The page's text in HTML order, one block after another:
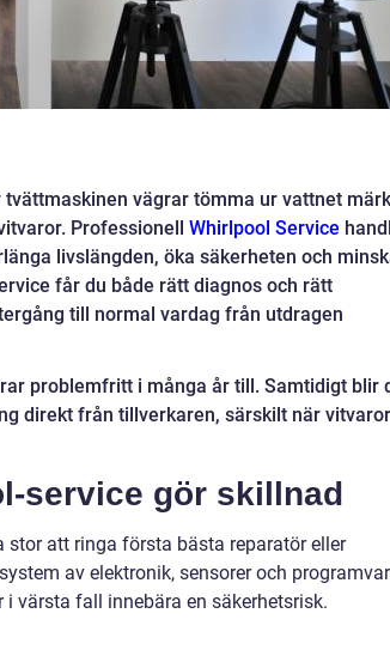
vägrar tömma ur vattnet
Professionell Whirlpool Service
livslängden, öka säkerheten och
får du både rätt diagnos och rätt
till normal vardag från utdragen
problemfritt i många år till. Samtidigt blir
direkt från tillverkaren, särskilt när vitvaror
service gör skillnad
stor att ringa första bästa reparatör eller
av elektronik, sensorer och
värsta fall innebära en säkerhetsrisk.